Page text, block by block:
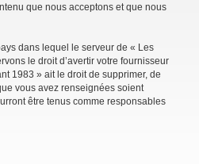
que nous acceptons et que nous
dans lequel le serveur de « Les
le droit d’avertir votre fournisseur
1983 » ait le droit de supprimer, de
vous avez renseignées soient
être tenus comme responsables